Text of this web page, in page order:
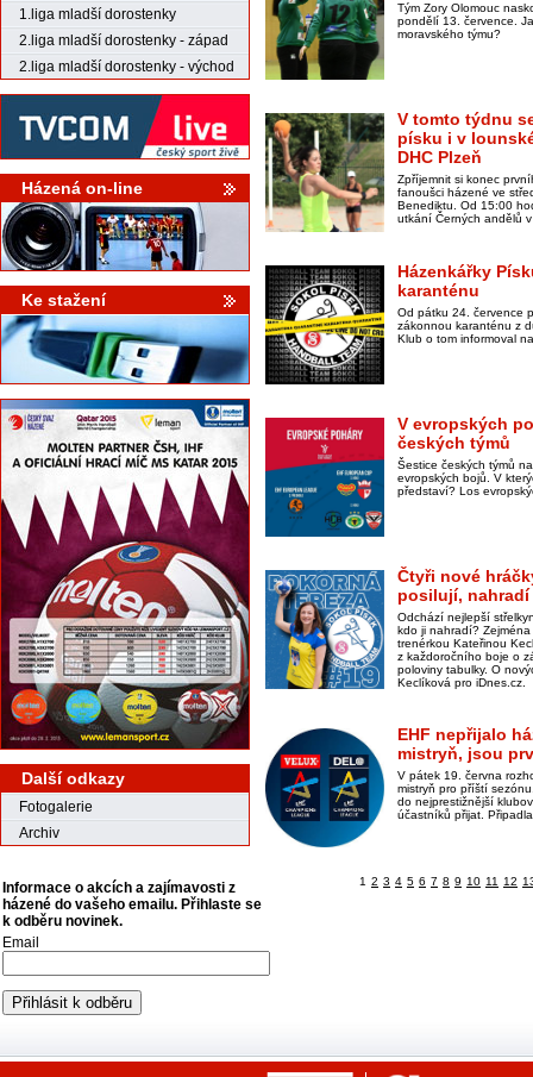
1.liga mladší dorostenky
2.liga mladší dorostenky - západ
2.liga mladší dorostenky - východ
Házená on-line
Ke stažení
Další odkazy
Fotogalerie
Archiv
Informace o akcích a zajímavosti z
házené do vašeho emailu. Přihlaste se
k odběru novinek.
Email
Tým Zory Olomouc
pondělí 13. července.
moravského týmu?
V tomto týdnu
písku i v
DHC Plzeň
Zpříjemnit si konec
fanoušci házené ve
Benediktu. Od 15:00
utkání Černých andělů
Házenkářky
karanténu
Od pátku 24. července
zákonnou karanténu z
Klub o tom informoval
V evropských
českých týmů
Šestice českých týmů
evropských bojů. V
představí? Los
Čtyři nové
posilují,
Odchází nejlepší
kdo ji nahradí?
trenérkou Kateřinou
z každoročního boje o
poloviny tabulky. O
Keclíková pro iDnes.cz.
EHF nepřijalo
mistryň, jsou
V pátek 19. června
mistryň pro příští
do nejprestižnější
účastníků přijat.
1 2 3 4 5 6 7 8 9 10 11 12